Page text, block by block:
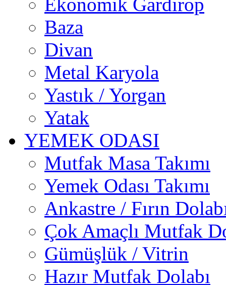
Baza
Divan
Metal Karyola
Yastık / Yorgan
Yatak
YEMEK ODASI
Mutfak Masa Takımı
Yemek Odası Takımı
Ankastre / Fırın
Çok Amaçlı Mutfak
Gümüşlük / Vitrin
Hazır Mutfak Dolabı